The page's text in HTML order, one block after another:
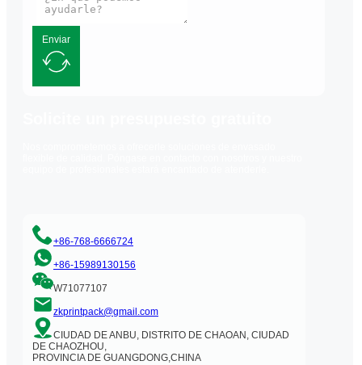
Enviar
+86-768-6666724
+86-15989130156
W71077107
zkprintpack@gmail.com
CIUDAD DE ANBU, DISTRITO DE CHAOAN, CIUDAD
DE CHAOZHOU,
PROVINCIA DE GUANGDONG,CHINA